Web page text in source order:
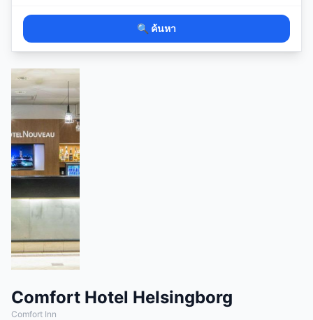
🔍 ค้นหา
Comfort Hotel Helsingborg
Comfort Inn